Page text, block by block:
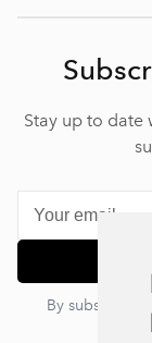
Stay up to date
By